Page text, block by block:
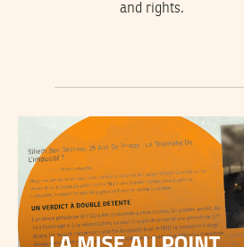
and rights.